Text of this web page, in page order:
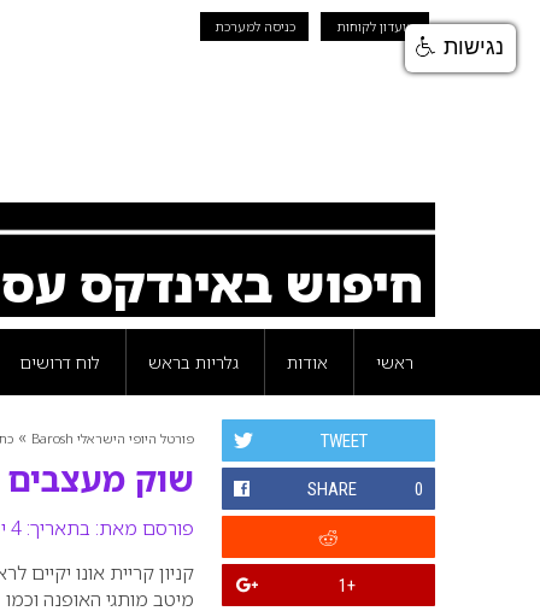
מועדון לקוחות כניסה למערכת
חיפוש באינדקס
ראשי אודות גלריות בראש לוח דרושים
פורטל היופי הישראלי Barosh »
שוק מעצבים
פורסם מאת: בתאריך: 4 יוני 2008
TWEET
SHARE 0
+1
קניון קריית אונו
נגישות